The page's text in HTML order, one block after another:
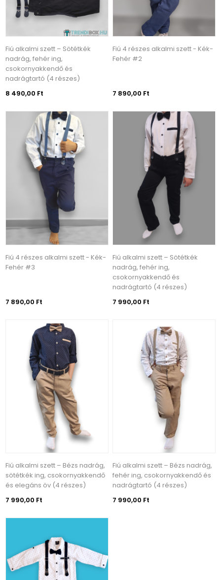
Fiú alkalmi szett – Sötétkék
nadrág, fehér ing,
csokornyakkendő és
nadrágtartó (4 részes)
8 490,00 Ft
Fiú 4 részes alkalmi szett - Kék-
Fehér #2
7 890,00 Ft
Fiú 4 részes alkalmi szett - Kék-
Fehér #3
7 890,00 Ft
Fiú alkalmi szett – Sötétkék
nadrág, fehér ing,
csokornyakkendő és
nadrágtartó (4 részes)
7 990,00 Ft
Fiú alkalmi szett – Bézs nadrág,
sötétkék ing, csokornyakkendő
és elegáns öv (4 részes)
7 990,00 Ft
Fiú alkalmi szett – Bézs nadrág,
fehér ing, csokornyakkendő és
nadrágtartó (4 részes)
7 990,00 Ft